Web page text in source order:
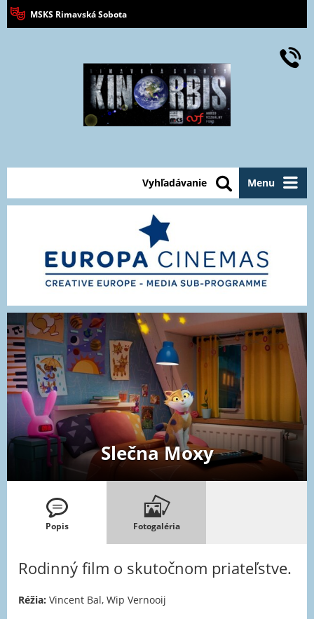
MSKS Rimavská Sobota
Menu
Vyhľadávanie
Slečna Moxy
Popis Fotogaléria
Rodinný film o skutočnom priateľstve.
Réžia: Vincent Bal, Wip Vernooij